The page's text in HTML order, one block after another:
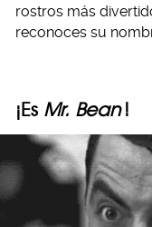
rostros más
reconoces su
¡Es Mr. Bean !